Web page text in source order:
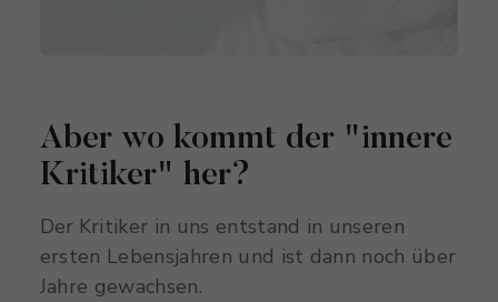
Aber wo kommt der "innere
Kritiker" her?
Der Kritiker in uns entstand in unseren
ersten Lebensjahren und ist dann noch über
Jahre gewachsen.